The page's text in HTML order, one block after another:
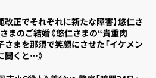
改正でそれぞれに新たな障害】悠仁さ
まのご結婚《悠仁さまの“貴重肉
さまを那須で笑顔にさせた「イケメン
聞くと…》